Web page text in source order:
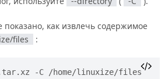
как извлечь содержимое
files :
-C /home/linuxize/files